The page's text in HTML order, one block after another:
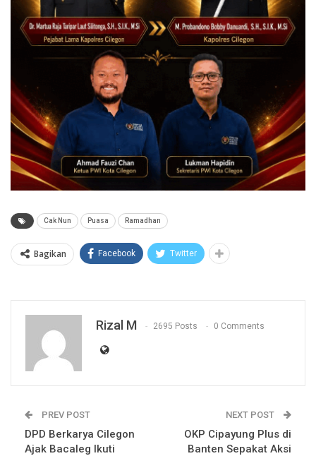
Cak Nun Puasa Ramadhan
Bagikan Facebook Twitter
Rizal M 2695 Posts 0 Comments
PREV POST
DPD Berkarya Cilegon
Ajak Bacaleg Ikuti
NEXT POST
OKP Cipayung Plus di
Banten Sepakat Aksi